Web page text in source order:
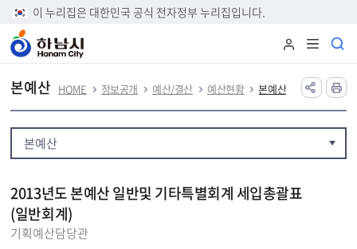
본문 바로가기
이 누리집은 대한민국 공식 전자정부 누리집입니다.
본예산 HOME 정보공개 예산/결산 예산현황 본예산
본예산
2013년도 본예산 일반및 기타특별회계 세입총괄표
(일반회계)
기획예산담당관